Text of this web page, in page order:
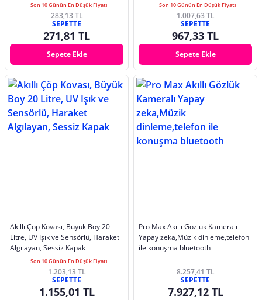
Son 10 Günün En Düşük Fiyatı
283,13 TL
SEPETTE
271,81 TL
Sepete Ekle
Son 10 Günün En Düşük Fiyatı
1.007,63 TL
SEPETTE
967,33 TL
Sepete Ekle
Akıllı Çöp Kovası, Büyük Boy 20
Litre, UV Işık ve Sensörlü, Haraket
Algılayan, Sessiz Kapak
Son 10 Günün En Düşük Fiyatı
1.203,13 TL
SEPETTE
1.155,01 TL
Pro Max Akıllı Gözlük Kameralı
Yapay zeka,Müzik dinleme,telefon
ile konuşma bluetooth
8.257,41 TL
SEPETTE
7.927,12 TL